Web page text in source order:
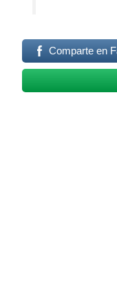
Comparte en